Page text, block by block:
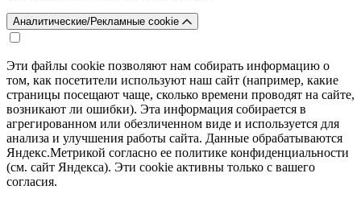
Аналитические/Рекламные cookie
Эти файлы cookie позволяют нам собирать информацию о
том, как посетители используют наш сайт (например, какие
страницы посещают чаще, сколько времени проводят на сайте,
возникают ли ошибки). Эта информация собирается в
агрегированном или обезличенном виде и используется для
анализа и улучшения работы сайта. Данные обрабатываются
Яндекс.Метрикой согласно ее политике конфиденциальности
(см. сайт Яндекса). Эти cookie активны только с вашего
согласия.